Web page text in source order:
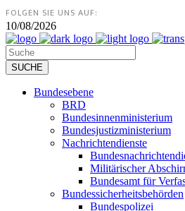
FOLGEN SIE UNS AUF:
10/08/2026
Bundesebene
BRD
Bundesinnenministerium
Bundesjustizministerium
Nachrichtendienste
Militärischer
Bundesamt für
Bundessicherheitsbehörden
Bundespolizei